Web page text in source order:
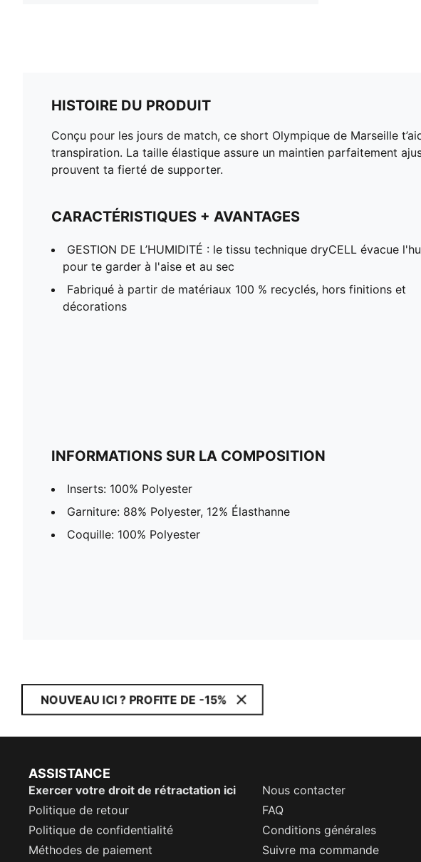
HISTOIRE DU PRODUIT
Conçu pour les jours de match, ce short Olympique de Marseille
transpiration. La taille élastique assure un maintien parfaitement
prouvent ta fierté de supporter.
CARACTÉRISTIQUES + AVANTAGES
GESTION DE L’HUMIDITÉ : le tissu technique dryCELL évacue
pour te garder à l'aise et au sec
Fabriqué à partir de matériaux 100 % recyclés, hors finitions et
décorations
INFORMATIONS SUR LA COMPOSITION
Inserts: 100% Polyester
Garniture: 88% Polyester, 12% Élasthanne
Coquille: 100% Polyester
NOUVEAU ICI ? PROFITE DE -15%
ASSISTANCE
Exercer votre droit de rétractation ici
Nous contacter
Politique de retour
FAQ
Politique de confidentialité
Conditions générales
Méthodes de paiement
Suivre ma commande